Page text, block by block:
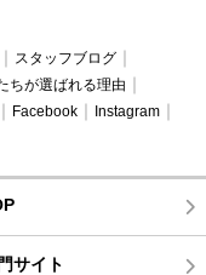
スタッフブログ
ちが選ばれる理由
Facebook
Instagram
サイト